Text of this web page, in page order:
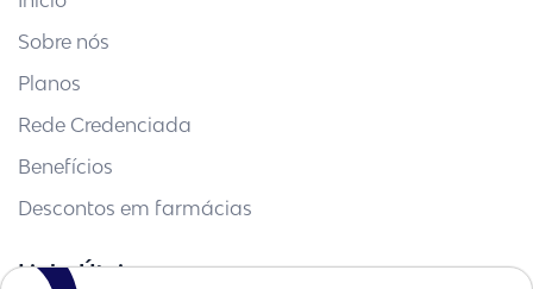
Sobre nós
Planos
Rede Credenciada
Benefícios
Descontos em farmácias
Links Úteis